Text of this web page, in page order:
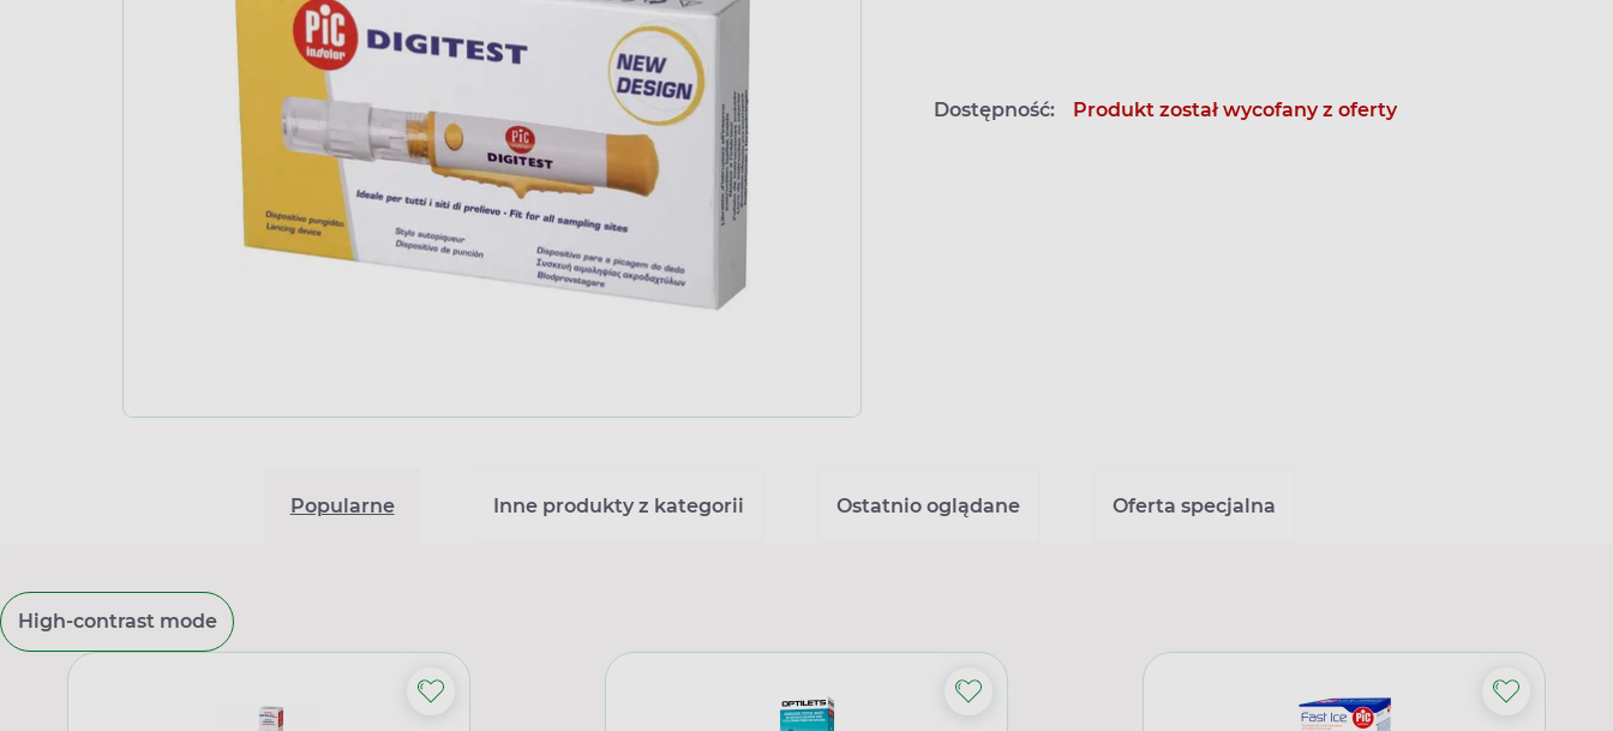
Dostępność: Produkt został wycofany z oferty
Popularne Inne produkty z kategorii Ostatnio oglądane Oferta specjalna
High-contrast mode